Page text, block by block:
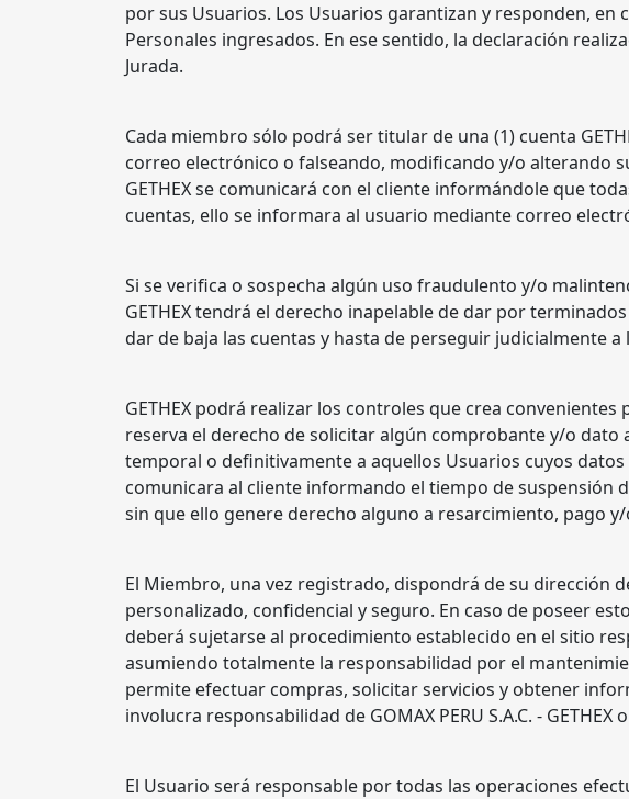
por sus Usuarios. Los Usuarios garantizan y responden,
Personales ingresados. En ese sentido, la declaración
Jurada.
Cada miembro sólo podrá ser titular de una (1) cuenta
correo electrónico o falseando, modificando y/o alterando
GETHEX se comunicará con el cliente informándole que
cuentas, ello se informara al usuario mediante correo
Si se verifica o sospecha algún uso fraudulento y/o
GETHEX tendrá el derecho inapelable de dar por
dar de baja las cuentas y hasta de perseguir judicialmente
GETHEX podrá realizar los controles que crea
reserva el derecho de solicitar algún comprobante y/o
temporal o definitivamente a aquellos Usuarios cuyos
comunicara al cliente informando el tiempo de suspensión
sin que ello genere derecho alguno a resarcimiento, pago
El Miembro, una vez registrado, dispondrá de su dirección
personalizado, confidencial y seguro. En caso de poseer
deberá sujetarse al procedimiento establecido en el sitio
asumiendo totalmente la responsabilidad por el
permite efectuar compras, solicitar servicios y obtener
involucra responsabilidad de GOMAX PERU S.A.C. -
El Usuario será responsable por todas las operaciones